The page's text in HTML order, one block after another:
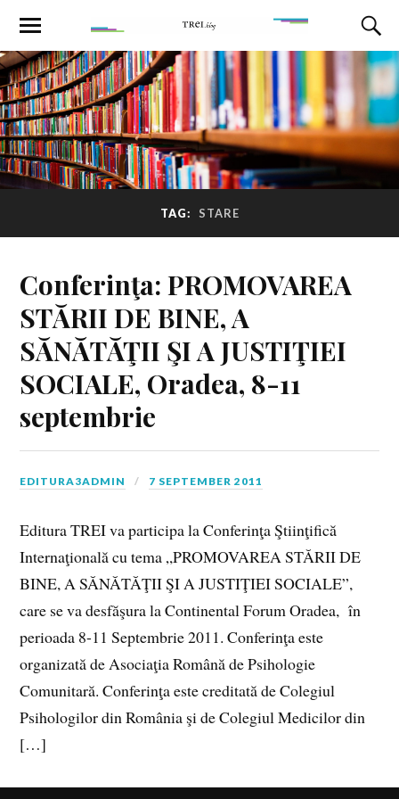
TAG: STARE
Conferinţa: PROMOVAREA
STĂRII DE BINE, A
SĂNĂTĂŢII ŞI A JUSTIŢIEI
SOCIALE, Oradea, 8-11
septembrie
EDITURA3ADMIN 7 SEPTEMBER 2011
Editura TREI va participa la Conferinţa Ştiinţifică
Internaţională cu tema „PROMOVAREA STĂRII DE
BINE, A SĂNĂTĂŢII ŞI A JUSTIŢIEI SOCIALE”,
care se va desfăşura la Continental Forum Oradea, în
perioada 8-11 Septembrie 2011. Conferinţa este
organizată de Asociaţia Română de Psihologie
Comunitară. Conferinţa este creditată de Colegiul
Psihologilor din România şi de Colegiul Medicilor din
[…]